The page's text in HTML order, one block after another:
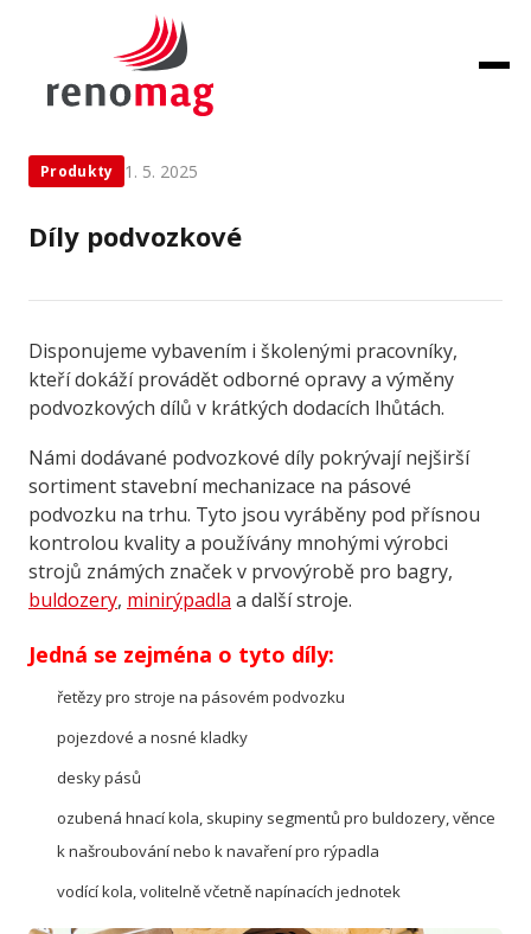
← Zpět na novinky
Produkty 1. 5. 2025
Díly podvozkové
Disponujeme vybavením i školenými pracovníky,
kteří dokáží provádět odborné opravy a výměny
podvozkových dílů v krátkých dodacích lhůtách.
Námi dodávané podvozkové díly pokrývají nejširší
sortiment stavební mechanizace na pásové
podvozku na trhu. Tyto jsou vyráběny pod přísnou
kontrolou kvality a používány mnohými výrobci
strojů známých značek v prvovýrobě pro bagry,
buldozery, minirýpadla a další stroje.
Jedná se zejména o tyto díly:
řetězy pro stroje na pásovém podvozku
pojezdové a nosné kladky
desky pásů
ozubená hnací kola, skupiny segmentů pro buldozery, věnce
k našroubování nebo k navaření pro rýpadla
vodící kola, volitelně včetně napínacích jednotek